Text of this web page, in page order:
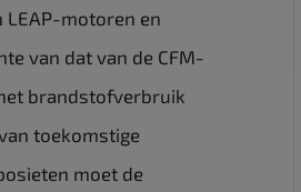
motoren en
van dat van de CFM-
brandstofverbruik
toekomstige
moet de